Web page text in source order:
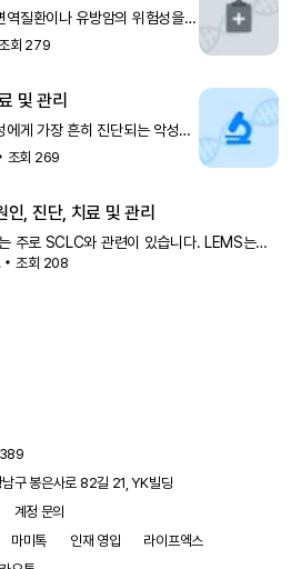
질환이나 유방암의 위험성을
남성호르몬 치료로 전립선암의
회 279
및 관리
게 가장 흔히 진단되는 악성
인 중 5위를 차지합니다
조회 269
, 진단, 치료 및 관리
주로 SCLC와 관련이 있습니다. LEMS는
암, 흉선종, 림프증식성 질환과 같은 다른
조회 208
구 봉은사로 82길 21, YK빌딩
계정 문의
마미톡 인재 영입
라이프엑스